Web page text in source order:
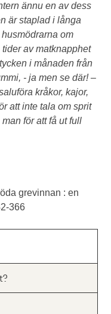
ännu en av dess
är staplad i långa
om
av matknapphet
i månaden från
- ja men se där! –
kråkor, kajor,
att inte tala om sprit
för att få ut full
grevinnan : en
366